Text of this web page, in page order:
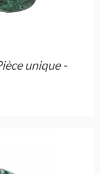
unique -